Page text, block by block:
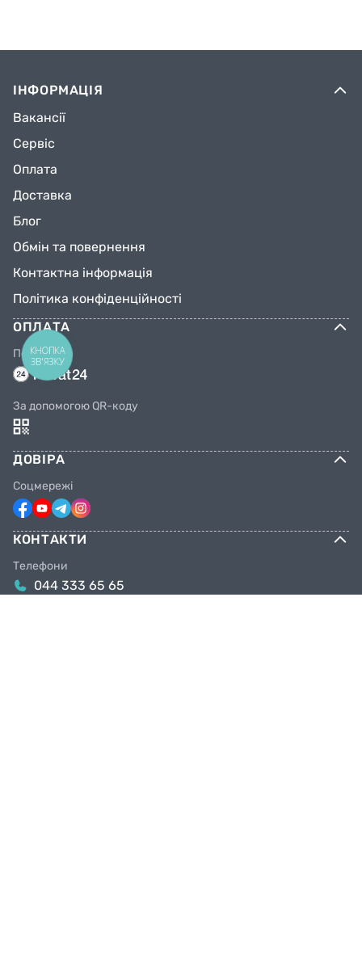
ІНФОРМАЦІЯ
Вакансії
Сервіс
Оплата
Доставка
Блог
Обмін та повернення
Контактна інформація
Політика конфіденційності
ОПЛАТА
Переказом
За допомогою QR-коду
ДОВІРА
Соцмережі
КОНТАКТИ
Телефони
044 333 65 65
КНОПКА
ЗВ'ЯЗКУ